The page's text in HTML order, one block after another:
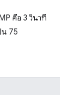
คือ 3 วินาที
75